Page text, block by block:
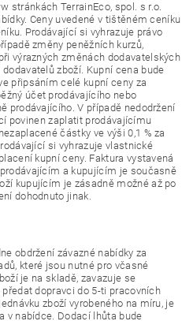
stránkách TerrainEco, spol. s r.o.
Ceny uvedené v tištěném ceníku
Prodávající si vyhrazuje právo
změny peněžních kurzů,
výrazných změnách dodavatelských
zboží. Kupní cena bude
připsáním celé kupní ceny za
účet prodávajícího nebo
prodávajícího. V případě nedodržení
povinen zaplatit prodávajícímu
částky ve výši 0,1 % za
si vyhrazuje vlastnické
kupní ceny. Faktura vystavená
a kupujícím je současně
kupujícím je zásadně možné až po
dohodnuto jinak.
obdržení závazné nabídky za
které jsou nutné pro včasné
je na skladě, zavazuje se
dopravci do 5-ti pracovních
zboží vyrobeného na míru, je
v nabídce. Dodací lhůta bude